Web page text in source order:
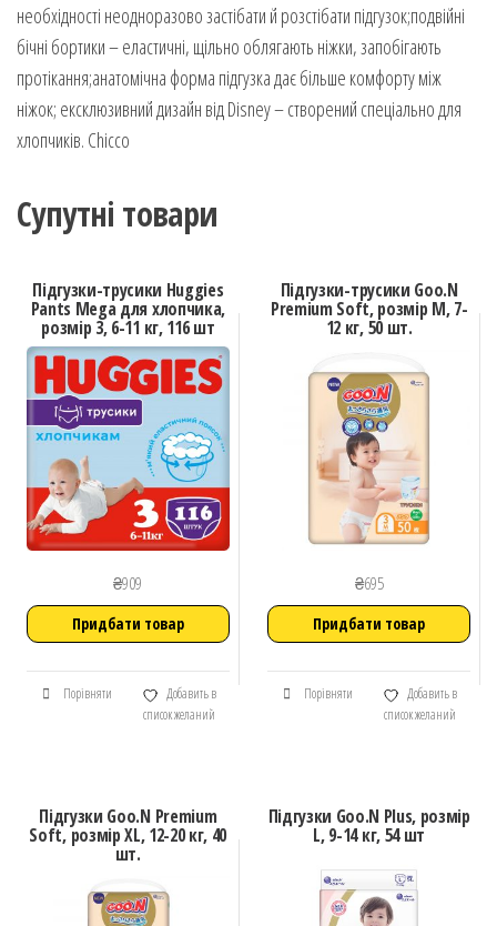
необхідності неодноразово застібати й розстібати підгузок;подвійні
бічні бортики – еластичні, щільно облягають ніжки, запобігають
протікання;анатомічна форма підгузка дає більше комфорту між
ніжок; ексклюзивний дизайн від Disney – створений спеціально для
хлопчиків. Chicco
Супутні товари
Підгузки-трусики Huggies
Pants Mega для хлопчика,
розмір 3, 6-11 кг, 116 шт
₴909
Придбати товар
Порівняти
Добавить в
список желаний
Підгузки-трусики Goo.N
Premium Soft, розмір M, 7-
12 кг, 50 шт.
₴695
Придбати товар
Порівняти
Добавить в
список желаний
Підгузки Goo.N Premium
Soft, розмір XL, 12-20 кг, 40
шт.
Підгузки Goo.N Plus, розмір
L, 9-14 кг, 54 шт